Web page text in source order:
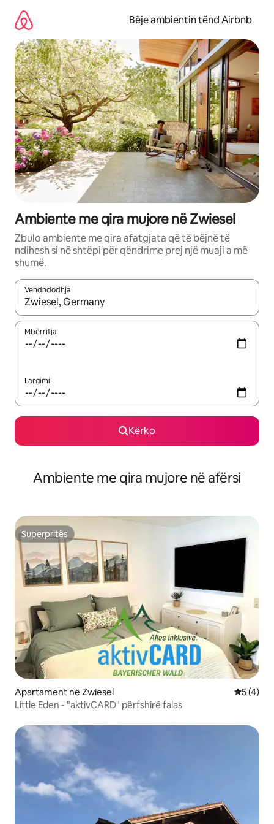
përmbajtja
Bëje ambientin tënd Airbnb
Ambiente me qira mujore në Zwiesel
Zbulo ambiente me qira afatgjata që të bëjnë të
ndihesh si në shtëpi për qëndrime prej një muaji a më
shumë.
Vendndodhja
Kur rezultatet të jenë të disponueshme, lëviz me butonat e
Mbërritja
Largimi
Kërko
Ambiente me qira mujore në afërsi
Superpritës
Superpritës
Apartament në Zwiesel
5 (4)
Little Eden - "aktivCARD" përfshirë falas